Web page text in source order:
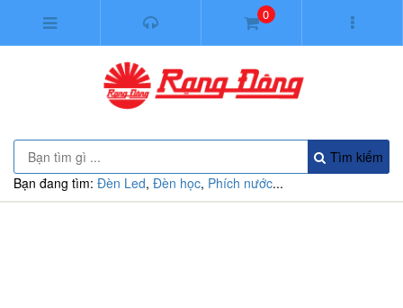
0
Tìm kiếm
Bạn đang tìm: Đèn Led, Đèn học, Phích nước...